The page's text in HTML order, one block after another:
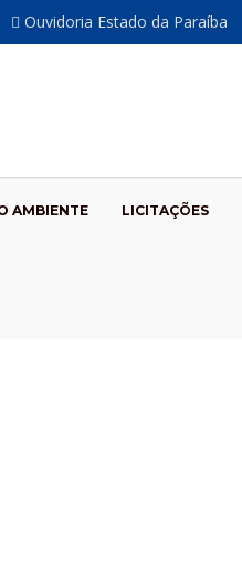
Ouvidoria Estado da Paraíba
AMBIENTE LICITAÇÕES